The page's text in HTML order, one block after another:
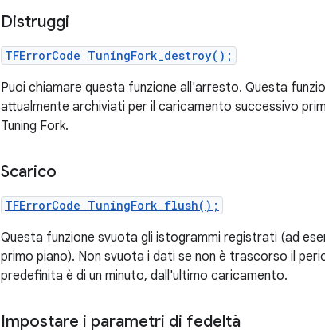
Distruggi
TFErrorCode TuningFork_destroy();
Puoi chiamare questa funzione all'arresto. Questa
attualmente archiviati per il caricamento successivo
Tuning Fork.
Scarico
TFErrorCode TuningFork_flush();
Questa funzione svuota gli istogrammi registrati (ad
primo piano). Non svuota i dati se non è trascorso il
predefinita è di un minuto, dall'ultimo caricamento.
Impostare i parametri di fedeltà